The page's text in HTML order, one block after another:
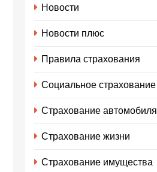
Новости
Новости плюс
Правила страхования
Социальное страхование
Страхование автомобиля
Страхование жизни
Страхование имущества